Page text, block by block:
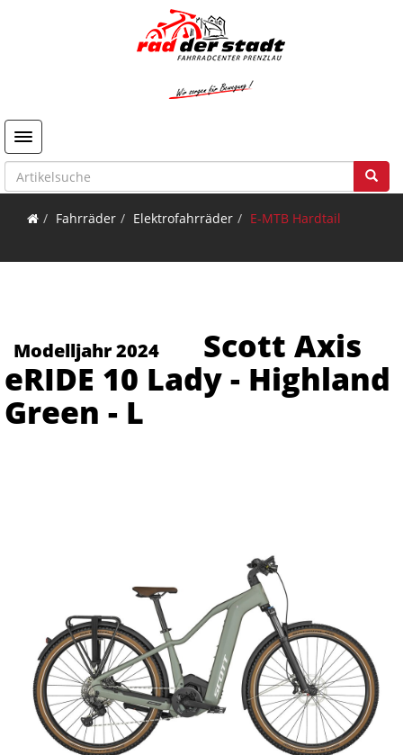
Toggle navigation
Fahrräder Elektrofahrräder E-MTB Hardtail
Modelljahr 2024
Scott Axis
eRIDE 10 Lady - Highland
Green - L